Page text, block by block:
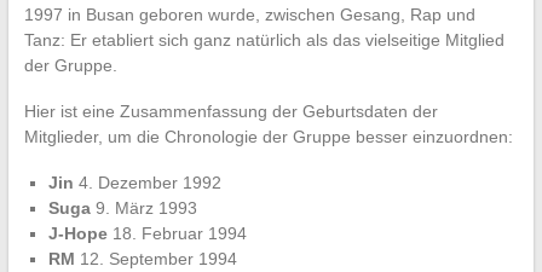
1997 in Busan geboren wurde, zwischen Gesang, Rap und
Tanz: Er etabliert sich ganz natürlich als das vielseitige Mitglied
der Gruppe.
Hier ist eine Zusammenfassung der Geburtsdaten der
Mitglieder, um die Chronologie der Gruppe besser einzuordnen:
Jin 4. Dezember 1992
Suga9. März 1993
J-Hope18. Februar 1994
RM 12. September 1994